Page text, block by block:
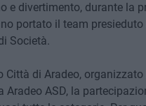
e divertimento, durante la
portato il team
Società.
Città di Aradeo,
Aradeo ASD, la